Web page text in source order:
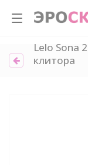
Lelo Sona
клитора